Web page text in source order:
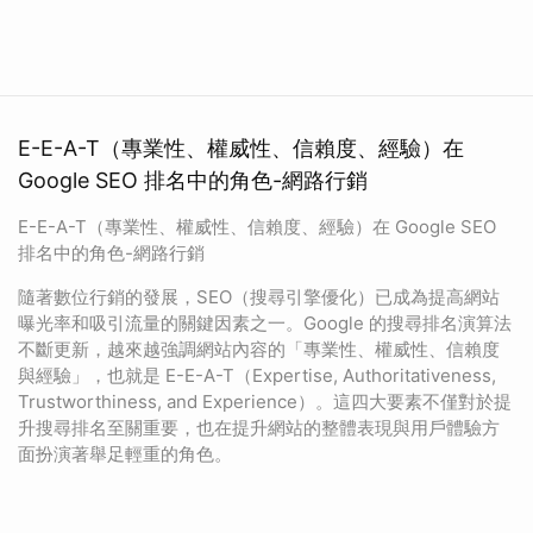
E-E-A-T（專業性、權威性、信賴度、經驗）在
Google SEO 排名中的角色-網路行銷
E-E-A-T（專業性、權威性、信賴度、經驗）在 Google SEO
排名中的角色-網路行銷
隨著數位行銷的發展，SEO（搜尋引擎優化）已成為提高網站
曝光率和吸引流量的關鍵因素之一。Google 的搜尋排名演算法
不斷更新，越來越強調網站內容的「專業性、權威性、信賴度
與經驗」，也就是 E-E-A-T（Expertise, Authoritativeness,
Trustworthiness, and Experience）。這四大要素不僅對於提
升搜尋排名至關重要，也在提升網站的整體表現與用戶體驗方
面扮演著舉足輕重的角色。